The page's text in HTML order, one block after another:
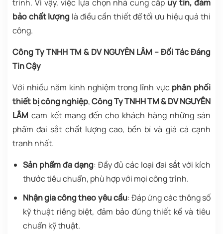
trình. Vì vậy, việc lựa chọn nhà cung cấp uy tín, đảm
bảo chất lượng là điều cần thiết để tối ưu hiệu quả thi
công.
Công Ty TNHH TM & DV NGUYÊN LÂM – Đối Tác Đáng
Tin Cậy
Với nhiều năm kinh nghiệm trong lĩnh vực phân phối
thiết bị công nghiệp,Công Ty TNHH TM & DV NGUYÊN
LÂM cam kết mang đến cho khách hàng những sản
phẩm đai sắt chất lượng cao, bền bỉ và giá cả cạnh
tranh nhất.
Sản phẩm đa dạng: Đầy đủ các loại đai sắt với kích
thước tiêu chuẩn, phù hợp với mọi công trình.
Nhận gia công theo yêu cầu: Đáp ứng các thông số
kỹ thuật riêng biệt, đảm bảo đúng thiết kế và tiêu
chuẩn kỹ thuật.